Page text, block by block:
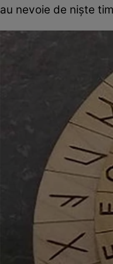
au nevoie de niște